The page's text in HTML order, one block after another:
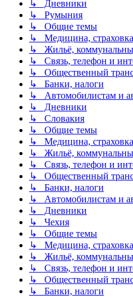
↳ Дневники
↳ Румыния
↳ Общие темы
↳ Медицина, страховка
↳ Жильё,
↳ Связь, телефон и
↳ Общественный
↳ Банки, налоги
↳ Автомобилистам и
↳ Дневники
↳ Словакия
↳ Общие темы
↳ Медицина, страховка
↳ Жильё,
↳ Связь, телефон и
↳ Общественный
↳ Банки, налоги
↳ Автомобилистам и
↳ Дневники
↳ Чехия
↳ Общие темы
↳ Медицина, страховка
↳ Жильё,
↳ Связь, телефон и
↳ Общественный
↳ Банки, налоги